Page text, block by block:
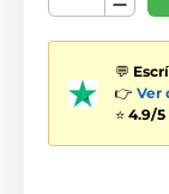
💬
👉 Ver
⭐ 4.9/5